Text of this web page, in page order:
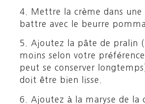
4. Mettre la crème dans une
battre avec le beurre
5. Ajoutez la pâte de pralin
moins selon votre
peut se conserver
doit être bien lisse.
6. Ajoutez à la maryse de la